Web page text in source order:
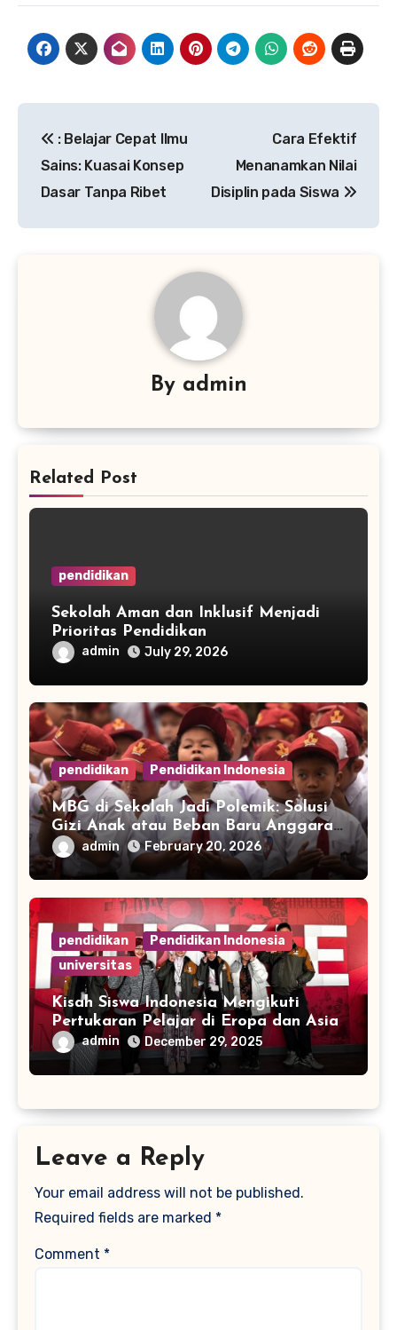
navigation
: Belajar Cepat Ilmu
Sains: Kuasai Konsep
Dasar Tanpa Ribet
Cara Efektif
Menanamkan Nilai
Disiplin pada Siswa
By admin
Related Post
pendidikan
Sekolah Aman dan Inklusif Menjadi
Prioritas Pendidikan
admin July 29, 2026
pendidikan Pendidikan Indonesia
MBG di Sekolah Jadi Polemik: Solusi
Gizi Anak atau Beban Baru Anggaran
Pendidikan?
admin February 20, 2026
pendidikan
Pendidikan Indonesia
universitas
Kisah Siswa Indonesia Mengikuti
Pertukaran Pelajar di Eropa dan Asia
admin December 29, 2025
Leave a Reply
Your email address will not be published.
Required fields are marked *
Comment *